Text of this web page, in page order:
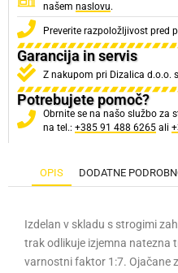
našem naslovu.
Preverite razpoložljivost pred
Garancija in servis
Z nakupom pri Dizalica d.o.o.
Potrebujete pomoč?
Obrnite se na našo službo za
na tel.: +385 91 488 6265 ali
OPIS DODATNE
Izdelan v skladu s strogimi
trak odlikuje izjemna natezna
varnostni faktor 1:7. Ojačane